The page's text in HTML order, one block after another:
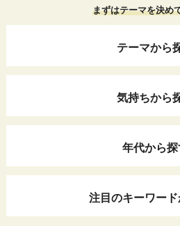
まずはテーマを決め
テーマから
気持ちから
年代から
注目のキーワー